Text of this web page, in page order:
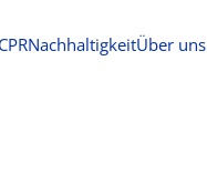
CPRNachhaltigkeitÜber uns